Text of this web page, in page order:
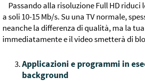
Passando alla risoluzione Full HD riduci
a soli 10-15 Mb/s. Su una TV normale,
neanche la differenza di qualità, ma la
immediatamente e il video smetterà di
Applicazioni e programmi in
background